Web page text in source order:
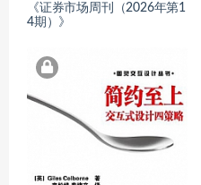
《证券市场周刊（2026年第1
4期）》